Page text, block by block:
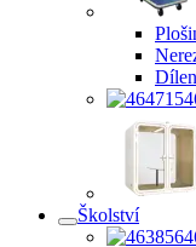
Školství